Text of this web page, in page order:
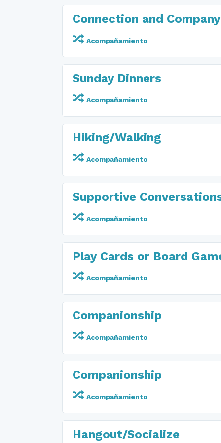
Connection and Company
Acompañamiento
Sunday Dinners
Acompañamiento
Hiking/Walking
Acompañamiento
Supportive
Acompañamiento
Play Cards or Board
Acompañamiento
Companionship
Acompañamiento
Companionship
Acompañamiento
Hangout/Socialize